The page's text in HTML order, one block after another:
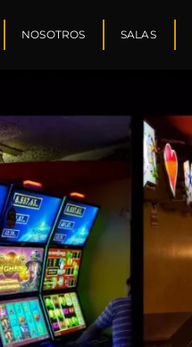
NOSOTROS SALAS